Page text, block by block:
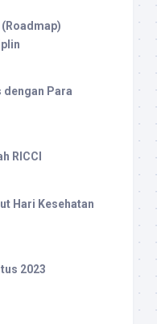
Para
RICCI
Hari Kesehatan
2023